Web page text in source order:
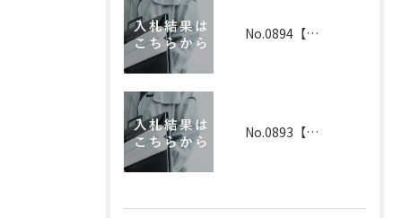
No.0894【兵庫】2026年3月19日 入札結果
No.0893【兵庫】2026年3月25日 入札結果